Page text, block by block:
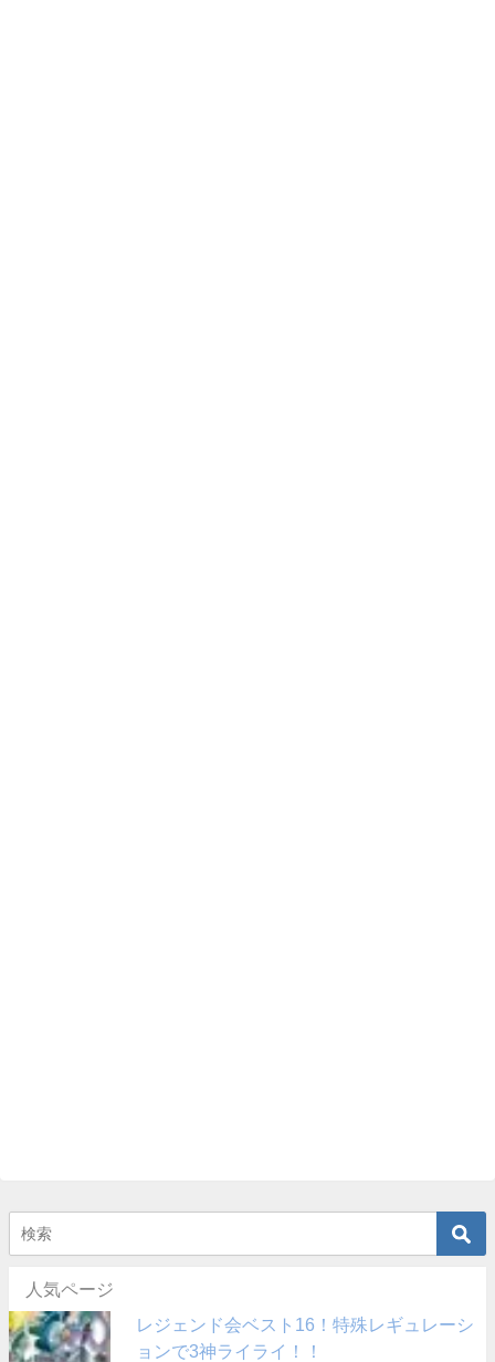
人気ページ
レジェンド会ベスト16！特殊レギュレーシ
ョンで3神ライライ！！